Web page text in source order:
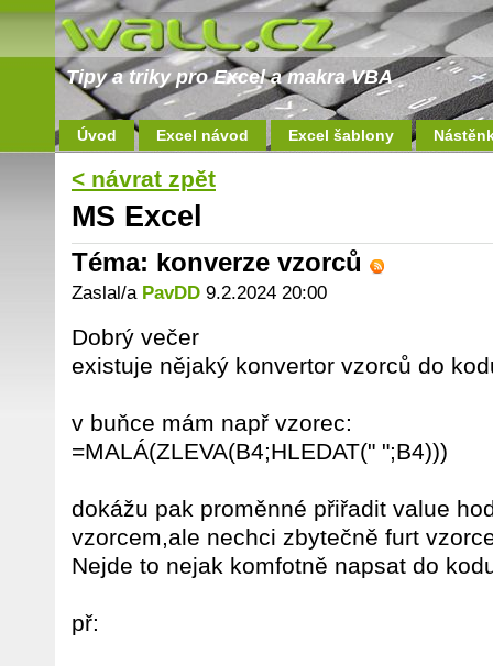
Tipy a triky pro Excel a makra VBA
Úvod Excel návod Excel šablony
< návrat zpět
MS Excel
Téma: konverze vzorců
Zaslal/a PavDD 9.2.2024 20:00
Dobrý večer
existuje nějaký konvertor vzorců do
v buňce mám např vzorec:
=MALÁ(ZLEVA(B4;HLEDAT(" ";B4)))
dokážu pak proměnné přiřadit value
vzorcem,ale nechci zbytečně furt
Nejde to nejak komfotně napsat do
př: